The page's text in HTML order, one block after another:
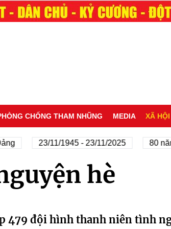
CHỐNG THAM NHŨNG MEDIA XÃ HỘI
23/11/1945 - 23/11/2025 80
hè
479 đội hình thanh niên tình